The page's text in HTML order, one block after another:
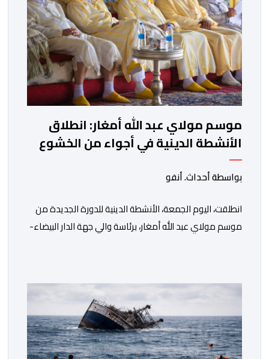
موسم مولاي عبد الله أمغار: انطلاق
الأنشطة الدينية في أجواء من الخشوع
الروحي
بواسطة أحداث. أنفو
انطلقت، اليوم الجمعة، الأنشطة الدينية للدورة الجديدة من
موسم مولاي عبد الله أمغار، برئاسة والي جهة الدار البيضاء-
المحلي للجديدة، وذلك بحضور شخصيات مدنية وعسكرية
ودينية. وجرت مراسيم افتتاح فعاليات الموسم بالخيمة
الرسمية، حيث أُلقيت كلمات كل من رئيس المجلس […]